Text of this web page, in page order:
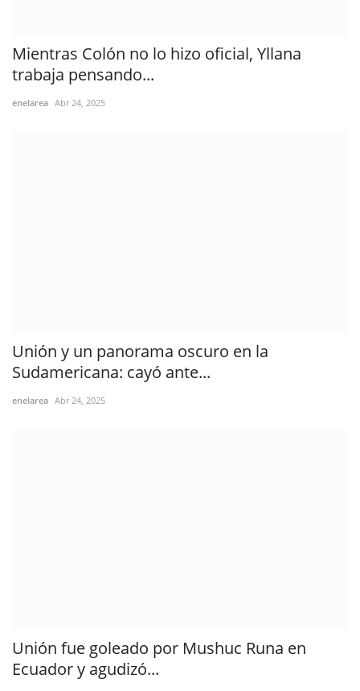
Mientras Colón no lo hizo oficial, Yllana
trabaja pensando...
enelarea Abr 24, 2025
Unión y un panorama oscuro en la
Sudamericana: cayó ante...
enelarea Abr 24, 2025
Unión fue goleado por Mushuc Runa en
Ecuador y agudizó...